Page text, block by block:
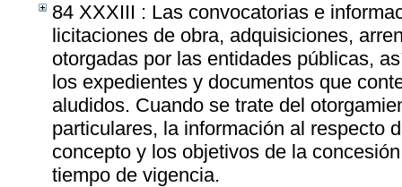
84 XXXIII : Las convocatorias e
licitaciones de obra, adquisiciones,
otorgadas por las entidades públicas,
los expedientes y documentos que
aludidos. Cuando se trate del
particulares, la información al respecto
concepto y los objetivos de la
tiempo de vigencia.